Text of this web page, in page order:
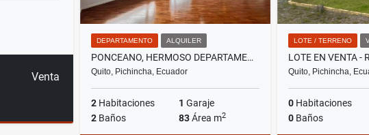
Venta
DEPARTAMENTO ALQUILER
PONCEANO, HERMOSO DEPARTAMENTO EN RENTA, 83 M2
Quito, Pichincha, Ecuador
2 Habitaciones 1 Garaje
2 Baños 83Área m2
LOTE / TERRENO
Quito, Pichincha,
0 Habitaciones
0 Baños